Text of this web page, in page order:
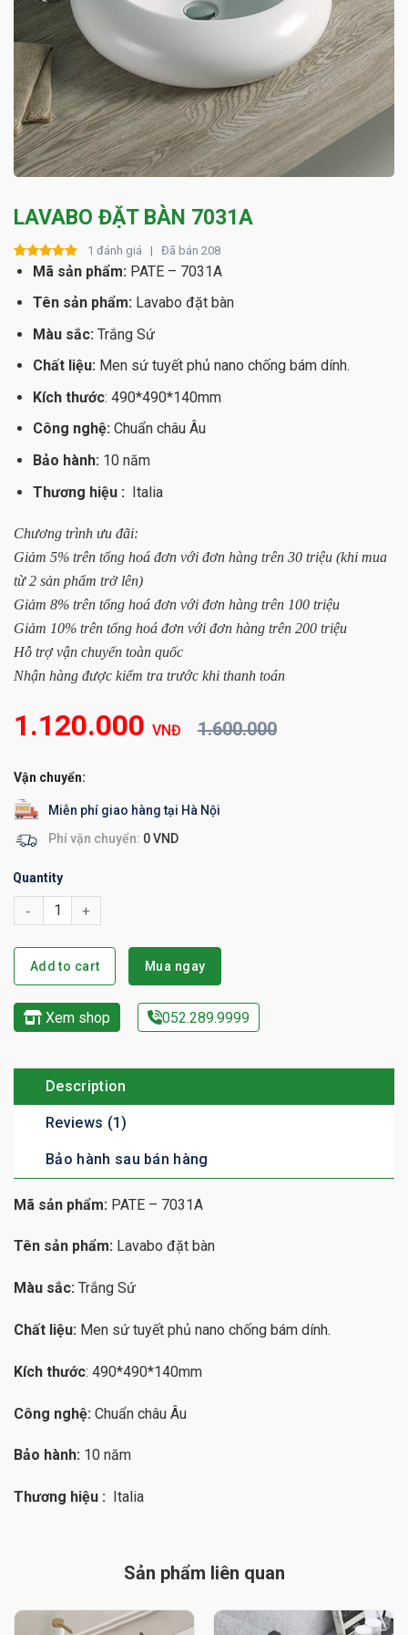
LAVABO ĐẶT BÀN 7031A
Rated5.00
based on
1
customer
1 đánh giá | Đã bán 208
Mã sản phẩm: PATE – 7031A
Tên sản phẩm:Lavabo đặt bàn
Màu sắc: Trắng Sứ
Chất liệu:Men sứ tuyết phủ nano chống bám dính.
Kích thước: 490*490*140mm
Công nghệ:Chuẩn châu Âu
Bảo hành:10 năm
Thương hiệu : Italia
Chương trình ưu đãi:
Giảm 5% trên tổng hoá đơn với đơn hàng trên 30 triệu (khi mua
từ 2 sản phẩm trở lên)
Giảm 8% trên tổng hoá đơn với đơn hàng trên 100 triệu
Giảm 10% trên tổng hoá đơn với đơn hàng trên 200 triệu
Hỗ trợ vận chuyển toàn quốc
Nhận hàng được kiểm tra trước khi thanh toán
1.120.000 VNĐ 1.600.000
Vận chuyển:
Miễn phí giao hàng tại Hà Nội
Phí vận chuyển: 0 VND
Quantity
Add to cart Mua ngay
Xem shop 052.289.9999
Description
Reviews (1)
Bảo hành sau bán hàng
Mã sản phẩm: PATE – 7031A
Tên sản phẩm: Lavabo đặt bàn
Màu sắc: Trắng Sứ
Chất liệu: Men sứ tuyết phủ nano chống bám dính.
Kích thước: 490*490*140mm
Công nghệ: Chuẩn châu Âu
Bảo hành: 10 năm
Thương hiệu : Italia
Sản phẩm liên quan